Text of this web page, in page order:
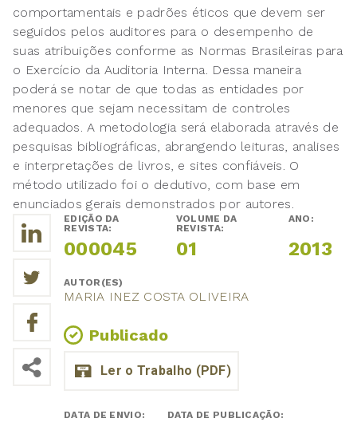
comportamentais e padrões éticos que devem ser
seguidos pelos auditores para o desempenho de
suas atribuições conforme as Normas Brasileiras para
o Exercício da Auditoria Interna. Dessa maneira
poderá se notar de que todas as entidades por
menores que sejam necessitam de controles
adequados. A metodologia será elaborada através de
pesquisas bibliográficas, abrangendo leituras, analises
e interpretações de livros, e sites confiáveis. O
método utilizado foi o dedutivo, com base em
enunciados gerais demonstrados por autores.
EDIÇÃO DA
REVISTA:
000045
VOLUME DA
REVISTA:
01
ANO:
2013
AUTOR(ES)
MARIA INEZ COSTA OLIVEIRA
Publicado
DATA DE ENVIO: DATA DE PUBLICAÇÃO: